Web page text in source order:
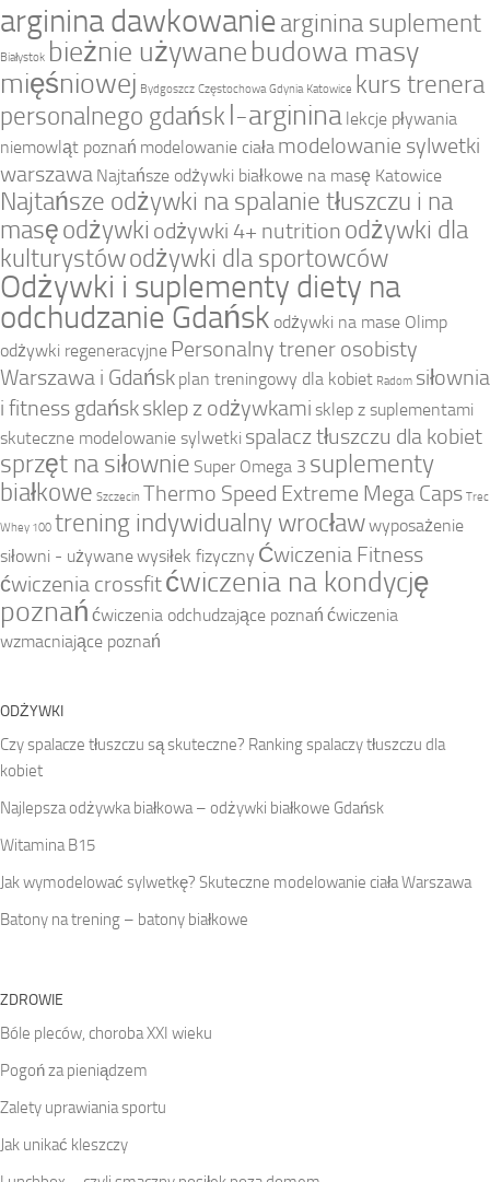
arginina dawkowaniearginina suplement
Białystok bieżnie używanebudowa masy
mięśniowej Bydgoszcz Częstochowa Gdynia Katowice kurs trenera
personalnego gdańsk l-arginina lekcje pływania
niemowląt poznań modelowanie ciała modelowanie sylwetki
warszawa Najtańsze odżywki białkowe na masę Katowice
Najtańsze odżywki na spalanie tłuszczu i na
masęodżywki odżywki 4+ nutrition odżywki dla
kulturystówodżywki dla sportowców
Odżywki i suplementy diety na
odchudzanie Gdańsk odżywki na mase Olimp
odżywki regeneracyjne Personalny trener osobisty
Warszawa i Gdańsk plan treningowy dla kobiet Radom siłownia
i fitness gdańsksklep z odżywkami sklep z suplementami
skuteczne modelowanie sylwetki spalacz tłuszczu dla kobiet
sprzęt na siłownie Super Omega 3 suplementy
białkowe Szczecin Thermo Speed Extreme Mega Caps Trec
Whey 100 trening indywidualny wrocławwyposażenie
siłowni - używanewysiłek fizyczny Ćwiczenia Fitness
ćwiczenia crossfitćwiczenia na kondycję
poznań ćwiczenia odchudzające poznań ćwiczenia
wzmacniające poznań
ODŻYWKI
Czy spalacze tłuszczu są skuteczne? Ranking spalaczy tłuszczu dla
kobiet
Najlepsza odżywka białkowa – odżywki białkowe Gdańsk
Witamina B15
Jak wymodelować sylwetkę? Skuteczne modelowanie ciała Warszawa
Batony na trening – batony białkowe
ZDROWIE
Bóle pleców, choroba XXI wieku
Pogoń za pieniądzem
Zalety uprawiania sportu
Jak unikać kleszczy